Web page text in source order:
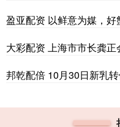
盈亚配资 以鲜意为媒，
大彩配资 上海市市长龚
邦乾配倍 10月30日新乳